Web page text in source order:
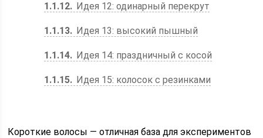
1.1.12 Идея 12: одинарный перекрут
1.1.13 Идея 13: высокий пышный
1.1.14 Идея 14: праздничный с косой
1.1.15 Идея 15: колосок с резинками
Короткие волосы — отличная база для экспериментов